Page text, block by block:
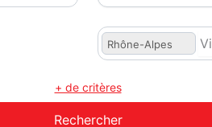
Rhône-Alpes
+ de critères